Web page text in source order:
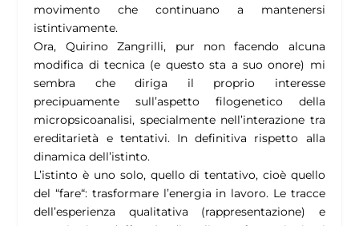
movimento che continuano a mantenersi
istintivamente.
Ora, Quirino Zangrilli, pur non facendo alcuna
modifica di tecnica (e questo sta a suo onore) mi
sembra che diriga il proprio interesse
precipuamente sull’aspetto filogenetico della
micropsicoanalisi, specialmente nell’interazione tra
ereditarietà e tentativi. In definitiva rispetto alla
dinamica dell’istinto.
L’istinto è uno solo, quello di tentativo, cioè quello
del “fare“: trasformare l’energia in lavoro. Le tracce
dell’esperienza qualitativa (rappresentazione) e